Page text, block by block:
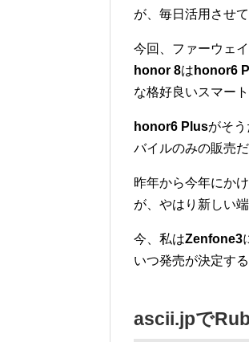
が、毎日活用させ
今回、ファーウェイ
honor 8は honor6
な格好良いスマー
honor6 Plusがそ
バイルのみの販売だ
昨年から今年にか
が、やはり新しい
今、私はZenfone3
いつ発売が決定す
ascii.jpで